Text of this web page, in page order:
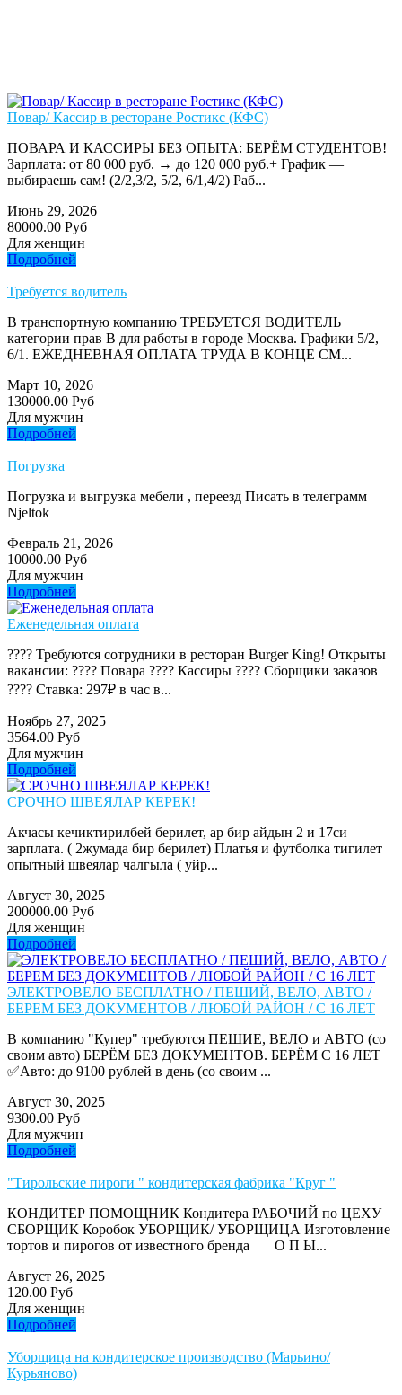
Повар/ Кассир в ресторане Ростикс (КФС)
ПОВАРА И КАССИРЫ БЕЗ ОПЫТА: БЕРЁМ СТУДЕНТОВ!
Зарплата: от 80 000 руб. → до 120 000 руб.+ График —
выбираешь сам! (2/2,3/2, 5/2, 6/1,4/2) Раб...
Июнь 29, 2026
80000.00 Руб
Для женщин
Подробней
Требуется водитель
В транспортную компанию ТРЕБУЕТСЯ ВОДИТЕЛЬ
категории прав В для работы в городе Москва. Графики 5/2,
6/1. ЕЖЕДНЕВНАЯ ОПЛАТА ТРУДА В КОНЦЕ СМ...
Март 10, 2026
130000.00 Руб
Для мужчин
Подробней
Погрузка
Погрузка и выгрузка мебели , переезд Писать в телеграмм
Njeltok
Февраль 21, 2026
10000.00 Руб
Для мужчин
Подробней
Еженедельная оплата
???? Требуются сотрудники в ресторан Burger King! Открыты
вакансии: ???? Повара ???? Кассиры ???? Сборщики заказов
???? Ставка: 297₽ в час в...
Ноябрь 27, 2025
3564.00 Руб
Для мужчин
Подробней
СРОЧНО ШВЕЯЛАР КЕРЕК!
Акчасы кечиктирилбей берилет, ар бир айдын 2 и 17си
зарплата. ( 2жумада бир берилет) Платья и футболка тигилет
опытный швеялар чалгыла ( уйр...
Август 30, 2025
200000.00 Руб
Для женщин
Подробней
ЭЛЕКТРОВЕЛО БЕСПЛАТНО / ПЕШИЙ, ВЕЛО, АВТО /
БЕРЕМ БЕЗ ДОКУМЕНТОВ / ЛЮБОЙ РАЙОН / С 16 ЛЕТ
В компанию "Купер" требуются ПЕШИЕ, ВЕЛО и АВТО (со
своим авто) БЕРЁМ БЕЗ ДОКУМЕНТОВ. БЕРЁМ С 16 ЛЕТ
✅Авто: до 9100 рублей в день (со своим ...
Август 30, 2025
9300.00 Руб
Для мужчин
Подробней
"Тирольские пироги " кондитерская фабрика "Круг "
КОНДИТЕР ПОМОЩНИК Кондитера РАБОЧИЙ по ЦЕХУ
СБОРЩИК Коробок УБОРЩИК/ УБОРЩИЦА Изготовление
тортов и пирогов от известного бренда О П Ы...
Август 26, 2025
120.00 Руб
Для женщин
Подробней
Уборщица на кондитерское производство (Марьино/
Курьяново)